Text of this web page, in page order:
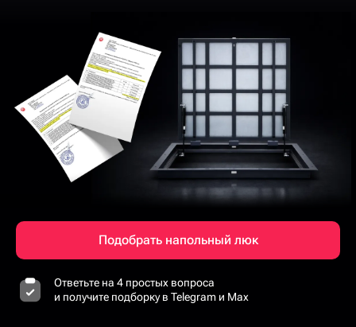
Подобрать напольный люк
Ответьте на 4 простых вопроса
и получите подборку в Telegram и Max